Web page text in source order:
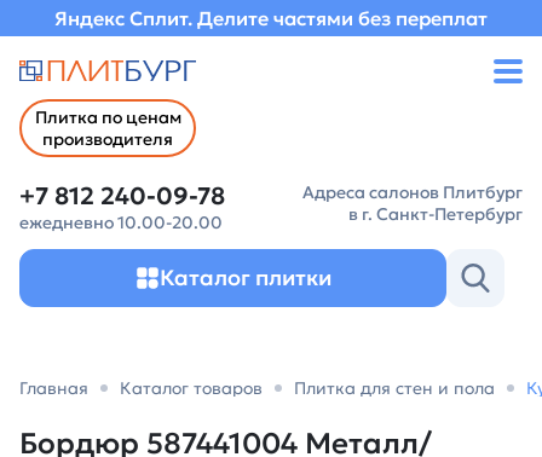
Яндекс Сплит. Делите частями без переплат
Плитка по ценам
производителя
+7 812 240-09-78
ежедневно 10.00-20.00
Адреса салонов Плитбург
в г. Санкт-Петербург
Каталог плитки
Главная Каталог товаров Плитка для стен и пола
Бордюр 587441004 Металл/